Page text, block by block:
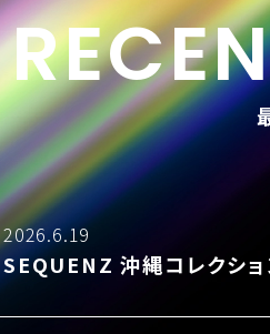
2026.6.19
SEQUENZ 沖縄コレクショ